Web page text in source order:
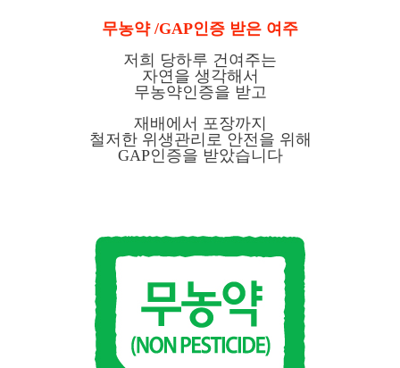
무농약 /GAP인증 받은 여주
저희 당하루 건여주는
자연을 생각해서
무농약인증을 받고
재배에서 포장까지
철저한 위생관리로 안전을 위해
GAP인증을 받았습니다